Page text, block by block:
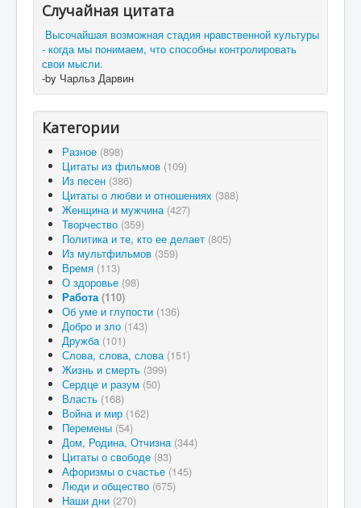
Случайная цитата
Высочайшая возможная стадия нравственной культуры
- когда мы понимаем, что способны контролировать
свои мысли.
-by Чарльз Дарвин
Категории
Разное (898)
Цитаты из фильмов (109)
Из песен (386)
Цитаты о любви и отношениях (388)
Женщина и мужчина (427)
Творчество (359)
Политика и те, кто ее делает (805)
Из мультфильмов (359)
Время (113)
О здоровье (98)
Работа(110)
Об уме и глупости (136)
Добро и зло (143)
Дружба (101)
Слова, слова, слова (151)
Жизнь и смерть (399)
Сердце и разум (50)
Власть (168)
Война и мир (162)
Перемены (54)
Дом, Родина, Отчизна (344)
Цитаты о свободе (83)
Афоризмы о счастье (145)
Люди и общество (675)
Наши дни (270)